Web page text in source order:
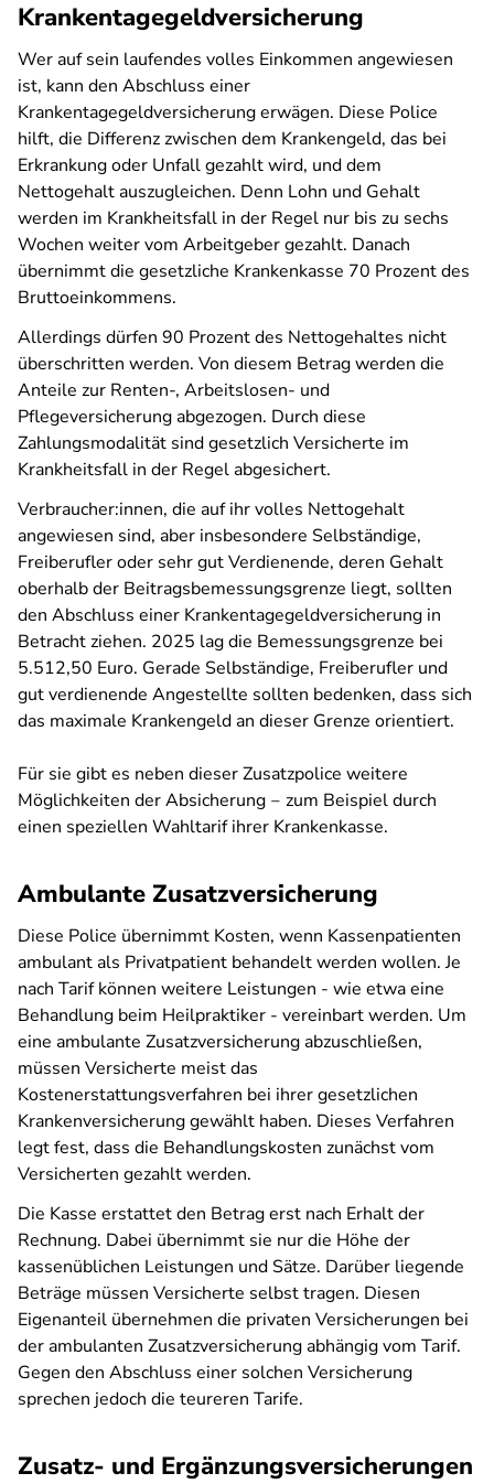
Krankentagegeldversicherung
Wer auf sein laufendes volles Einkommen angewiesen
ist, kann den Abschluss einer
Krankentagegeldversicherung erwägen. Diese Police
hilft, die Differenz zwischen dem Krankengeld, das bei
Erkrankung oder Unfall gezahlt wird, und dem
Nettogehalt auszugleichen. Denn Lohn und Gehalt
werden im Krankheitsfall in der Regel nur bis zu sechs
Wochen weiter vom Arbeitgeber gezahlt. Danach
übernimmt die gesetzliche Krankenkasse 70 Prozent des
Bruttoeinkommens.
Allerdings dürfen 90 Prozent des Nettogehaltes nicht
überschritten werden. Von diesem Betrag werden die
Anteile zur Renten-, Arbeitslosen- und
Pflegeversicherung abgezogen. Durch diese
Zahlungsmodalität sind gesetzlich Versicherte im
Krankheitsfall in der Regel abgesichert.
Verbraucher:innen, die auf ihr volles Nettogehalt
angewiesen sind, aber insbesondere Selbständige,
Freiberufler oder sehr gut Verdienende, deren Gehalt
oberhalb der Beitragsbemessungsgrenze liegt, sollten
den Abschluss einer Krankentagegeldversicherung in
Betracht ziehen. 2025 lag die Bemessungsgrenze bei
5.512,50 Euro. Gerade Selbständige, Freiberufler und
gut verdienende Angestellte sollten bedenken, dass sich
das maximale Krankengeld an dieser Grenze orientiert.
Für sie gibt es neben dieser Zusatzpolice weitere
Möglichkeiten der Absicherung ‒ zum Beispiel durch
einen speziellen Wahltarif ihrer Krankenkasse.
Ambulante Zusatzversicherung
Diese Police übernimmt Kosten, wenn Kassenpatienten
ambulant als Privatpatient behandelt werden wollen. Je
nach Tarif können weitere Leistungen - wie etwa eine
Behandlung beim Heilpraktiker - vereinbart werden. Um
eine ambulante Zusatzversicherung abzuschließen,
müssen Versicherte meist das
Kostenerstattungsverfahren bei ihrer gesetzlichen
Krankenversicherung gewählt haben. Dieses Verfahren
legt fest, dass die Behandlungskosten zunächst vom
Versicherten gezahlt werden.
Die Kasse erstattet den Betrag erst nach Erhalt der
Rechnung. Dabei übernimmt sie nur die Höhe der
kassenüblichen Leistungen und Sätze. Darüber liegende
Beträge müssen Versicherte selbst tragen. Diesen
Eigenanteil übernehmen die privaten Versicherungen bei
der ambulanten Zusatzversicherung abhängig vom Tarif.
Gegen den Abschluss einer solchen Versicherung
sprechen jedoch die teureren Tarife.
Zusatz- und Ergänzungsversicherungen